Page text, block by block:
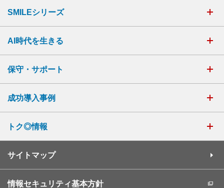
SMILEシリーズ
AI時代を生きる
保守・サポート
成功導入事例
トク◎情報
サイトマップ
情報セキュリティ基本方針